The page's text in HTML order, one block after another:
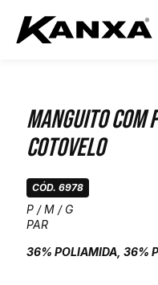
Manguito com
Cotovelo
CÓD. 6978
P / M / G
PAR
36% POLIAMIDA, 36%